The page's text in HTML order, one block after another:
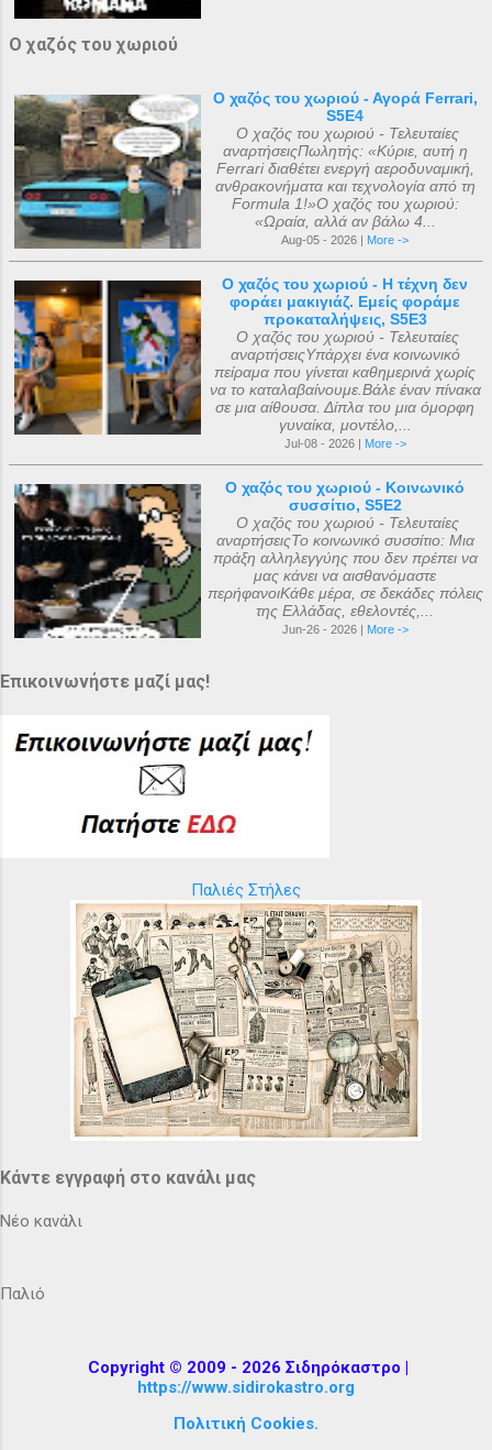
Ο χαζός του χωριού
Ο χαζός του χωριού - Αγορά Ferrari,
S5E4
Ο χαζός του χωριού - Τελευταίες
αναρτήσειςΠωλητής: «Κύριε, αυτή η
Ferrari διαθέτει ενεργή αεροδυναμική,
ανθρακονήματα και τεχνολογία από τη
Formula 1!»Ο χαζός του χωριού:
«Ωραία, αλλά αν βάλω 4...
Aug-05 - 2026 | More ->
Ο χαζός του χωριού - Η τέχνη δεν
φοράει μακιγιάζ. Εμείς φοράμε
προκαταλήψεις, S5E3
Ο χαζός του χωριού - Τελευταίες
αναρτήσειςΥπάρχει ένα κοινωνικό
πείραμα που γίνεται καθημερινά χωρίς
να το καταλαβαίνουμε.Βάλε έναν πίνακα
σε μια αίθουσα. Δίπλα του μια όμορφη
γυναίκα, μοντέλο,...
Jul-08 - 2026 | More ->
Ο χαζός του χωριού - Κοινωνικό
συσσίτιο, S5E2
Ο χαζός του χωριού - Τελευταίες
αναρτήσειςΤο κοινωνικό συσσίτιο: Μια
πράξη αλληλεγγύης που δεν πρέπει να
μας κάνει να αισθανόμαστε
περήφανοιΚάθε μέρα, σε δεκάδες πόλεις
της Ελλάδας, εθελοντές,...
Jun-26 - 2026 | More ->
Επικοινωνήστε μαζί μας!
Παλιές Στήλες
Κάντε εγγραφή στο κανάλι μας
Νέο κανάλι
Παλιό
Copyright © 2009 - 2026 Σιδηρόκαστρο |
https://www.sidirokastro.org
Πολιτική Cookies.